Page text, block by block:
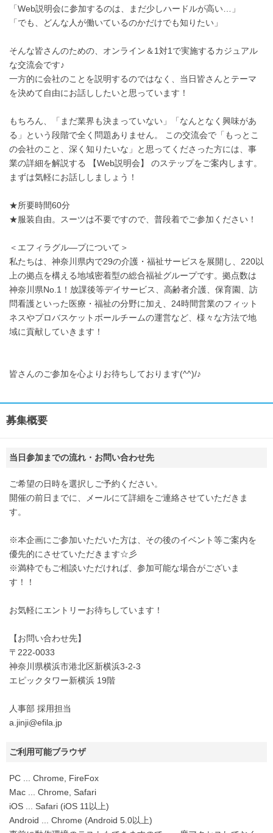
「Web説明会に参加するのは、まだ少しハードルが高い…」
「でも、どんな人が働いているのかだけでも知りたい」
そんな皆さんのための、オンライン＆1対1で実施するカジュアル
な交流会です♪
一方的に会社のことを説明するのではなく、当日皆さんとテーマ
を決めて自由にお話ししたいと思っています！
もちろん、「まだ業界も決まっていない」「なんとなく興味があ
る」という段階で全く問題ありません。 この交流会で「もっとこ
の会社のこと、深く知りたいな」と思ってくださった方には、事
業の詳細を解説する 【Web説明会】 のステップをご案内します。
まずは気軽にお話ししましょう！
★所要時間60分
★服装自由。スーツは不要ですので、普段着でご参加ください！
＜エフィラグル―プについて＞
私たちは、神奈川県内で29の介護・福祉サービスを展開し、220以
上の拠点を構える地域密着型の総合福祉グループです。拠点数は
神奈川県No.1！放課後等デイサービス、高齢者介護、保育園、訪
問看護といった医療・福祉の分野に加え、24時間営業のフィット
ネスやプロバスケットボールチームの運営など、様々な方法で地
域に貢献していきます！
皆さんのご参加を心よりお待ちしております(^^)/♪
募集概要
当日参加までの流れ・お問い合わせ先
ご希望の日時を選択しご予約ください。
開催の前日までに、メールにて詳細をご連絡させていただきま
す。
※本企画にご参加いただいた方は、その後のイベント等ご案内を
優先的にさせていただきます☆彡
※満枠でもご相談いただければ、参加可能な場合がございま
す！！
お気軽にエントリーお待ちしています！
【お問い合わせ先】
〒222-0033
神奈川県横浜市港北区新横浜3-2-3
エピックタワー新横浜 19階
人事部 採用担当
a.jinji@efila.jp
ご利用可能ブラウザ
PC ... Chrome, FireFox
Mac ... Chrome, Safari
iOS ... Safari (iOS 11以上)
Android ... Chrome (Android 5.0以上)